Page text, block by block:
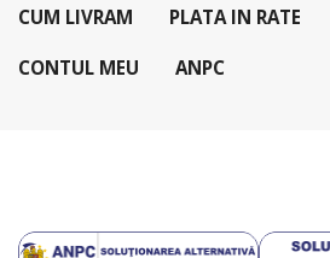
CUM LIVRAM PLATA IN RATE
CONTUL MEU ANPC